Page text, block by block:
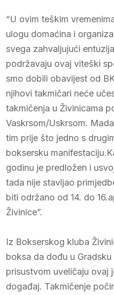
“U ovim teškim
ulogu domaćina i
svega zahvaljujući
podržavaju ovaj viteški
smo dobili obavijest od
njihovi takmičari neće
takmičenja u Živinicama
Vaskrsom/Uskrsom.
tim prije što jedno s
boksersku
godinu je predložen i
tada nije stavljao
biti održano od 14. do
Živinice”.
Iz Bokserskog kluba
boksa da dođu u
prisustvom uveličaju ovaj
događaj. Takmičenje